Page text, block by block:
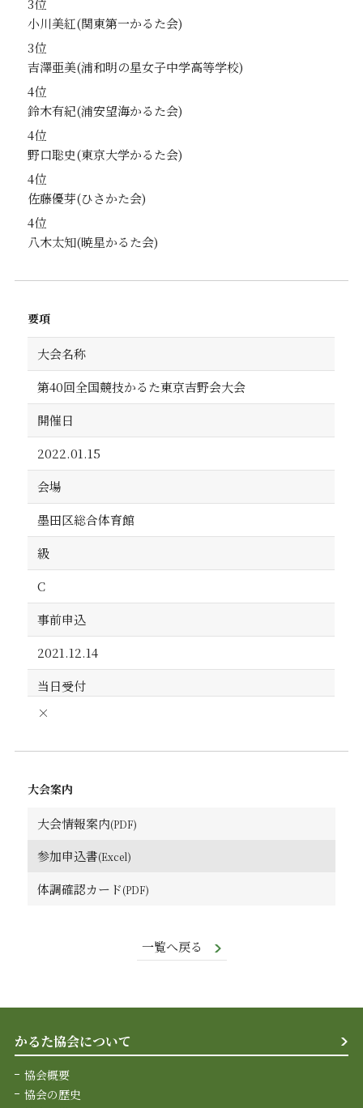
3位
小川美紅
3位
吉澤亜美
4位
鈴木有紀
4位
野口聡史
4位
佐藤優芽
4位
八木太知
要項
大会名称
第40回全国競技かるた東京吉野会大会
開催日
2022.01.15
会場
墨田区総合体育館
級
C
事前申込
2021.12.14
当日受付
×
大会案内
大会情報案内
参加申込書
体調確認カード
一覧へ戻る
かるた協会について
協会概要
協会の歴史